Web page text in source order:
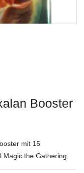
Booster
mit 15
the Gathering.